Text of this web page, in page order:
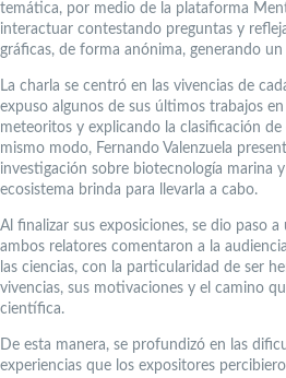
temática, por medio de la plataforma
interactuar contestando preguntas y
gráficas, de forma anónima, generando
La charla se centró en las vivencias de
expuso algunos de sus últimos trabajos
meteoritos y explicando la clasificación
mismo modo, Fernando Valenzuela
investigación sobre biotecnología marina
ecosistema brinda para llevarla a cabo.
Al finalizar sus exposiciones, se dio paso
ambos relatores comentaron a la
las ciencias, con la particularidad de ser
vivencias, sus motivaciones y el camino
científica.
De esta manera, se profundizó en las
experiencias que los expositores